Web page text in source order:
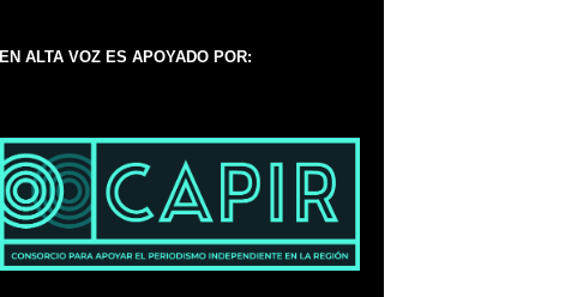
EN ALTA VOZ ES APOYADO POR: